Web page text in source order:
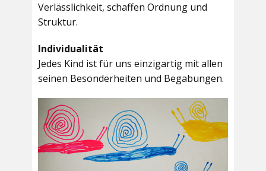
Verlässlichkeit, schaffen Ordnung und
Struktur.
Individualität
Jedes Kind ist für uns einzigartig mit allen
seinen Besonderheiten und Begabungen.